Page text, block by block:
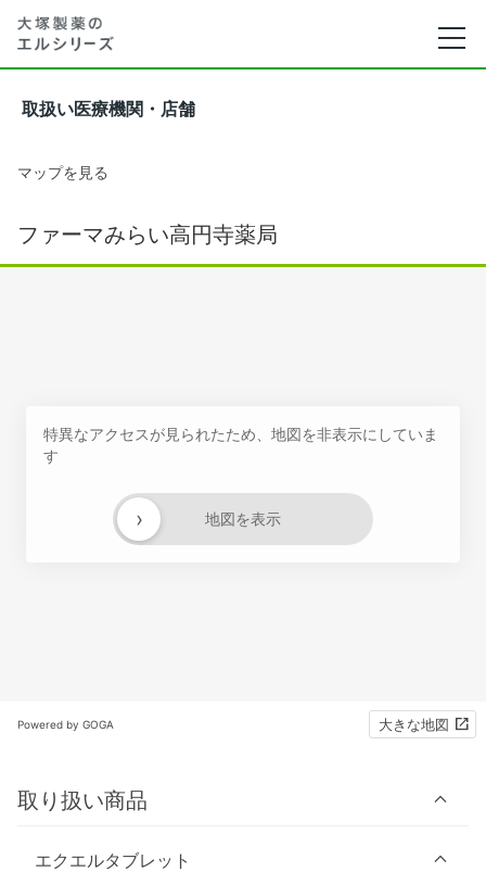
取扱い医療機関・店舗
マップを見る
ファーマみらい高円寺薬局
特異なアクセスが見られたため、地図を非表示にしていま
す
地図を表示
›
Powered by GOGA 大きな地図
取り扱い商品
エクエルタブレット